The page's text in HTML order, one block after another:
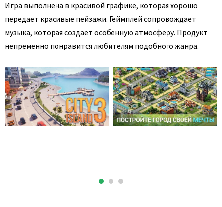
Игра выполнена в красивой графике, которая хорошо
передает красивые пейзажи. Геймплей сопровождает
музыка, которая создает особенную атмосферу. Продукт
непременно понравится любителям подобного жанра.